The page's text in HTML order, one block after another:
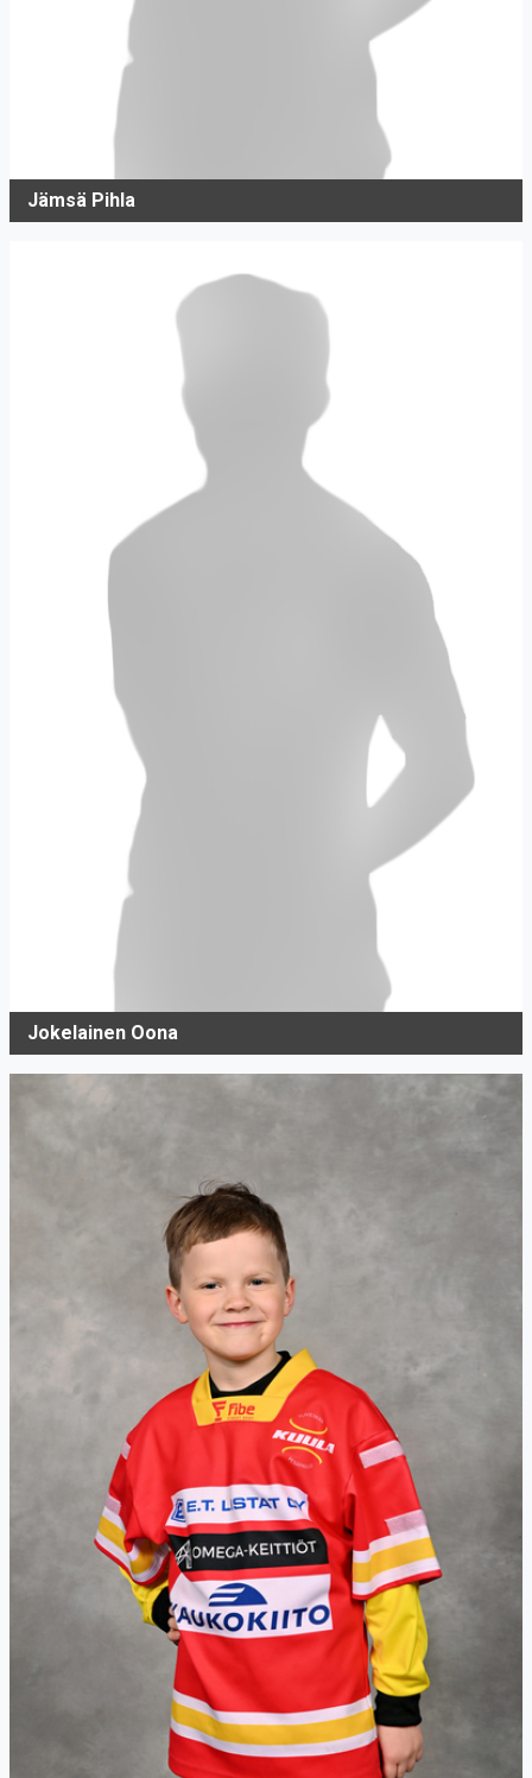
Jämsä Pihla
Jokelainen Oona